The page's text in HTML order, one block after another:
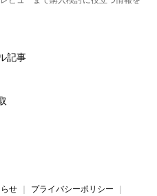
記事
せ プライバシーポリシー